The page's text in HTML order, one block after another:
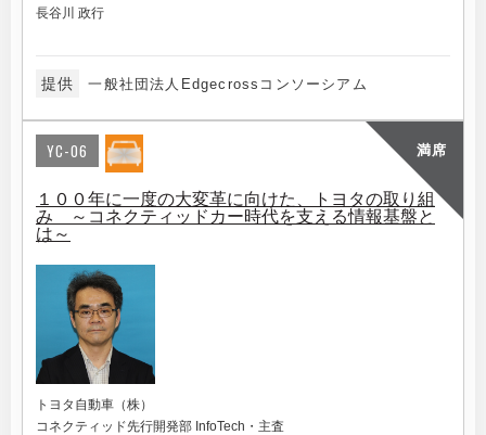
長谷川 政行
提供 一般社団法人Edgecrossコンソーシアム
満席
YC-06
１００年に一度の大変革に向けた、トヨタの取り組
み ～コネクティッドカー時代を支える情報基盤と
は～
トヨタ自動車（株）
コネクティッド先行開発部 InfoTech・主査